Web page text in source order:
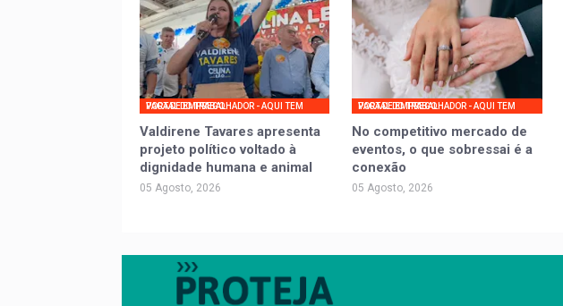
PORTAL DO TRABALHADOR - AQUI TEM VAGA DE EMPREGO
Valdirene Tavares apresenta
projeto político voltado à
dignidade humana e animal
05 Agosto, 2026
PORTAL DO TRABALHADOR - AQUI TEM VAGA DE EMPREGO
No competitivo mercado de
eventos, o que sobressai é a
conexão
05 Agosto, 2026